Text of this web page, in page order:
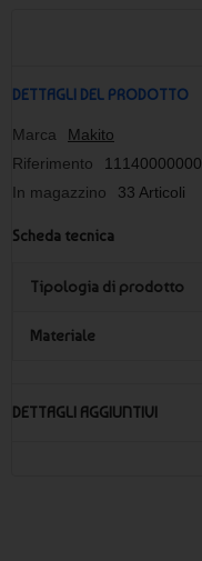
DETTAGLI DEL PRODOTTO
Marca
Makito
Riferimento
11140000000
In magazzino
33 Articoli
Scheda tecnica
Tipologia di prodotto
Materiale
DETTAGLI AGGIUNTIVI